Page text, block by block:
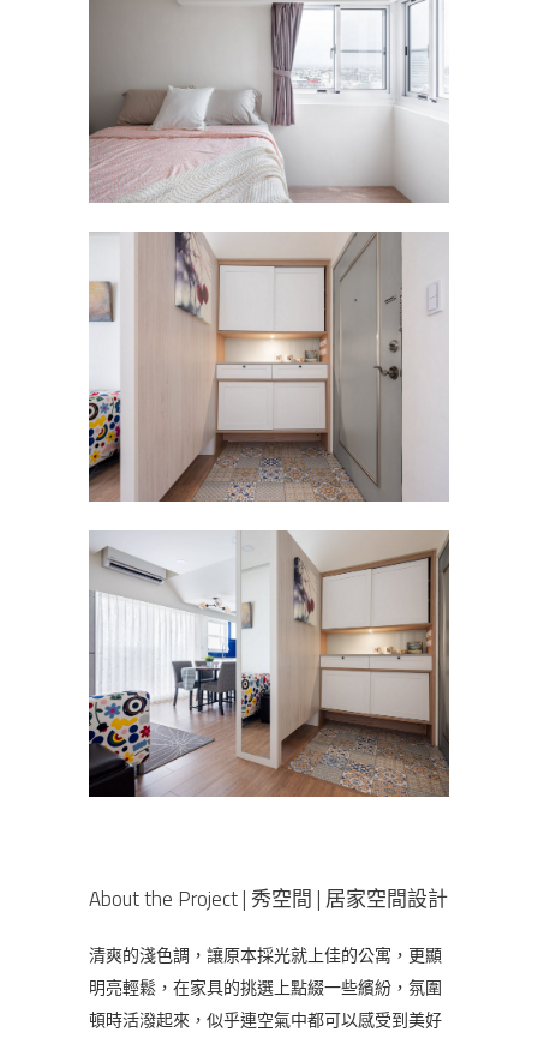
About the Project | 秀空間 | 居家空間設計
清爽的淺色調，讓原本採光就上佳的公寓，更顯
明亮輕鬆，在家具的挑選上點綴一些繽紛，氛圍
頓時活潑起來，似乎連空氣中都可以感受到美好